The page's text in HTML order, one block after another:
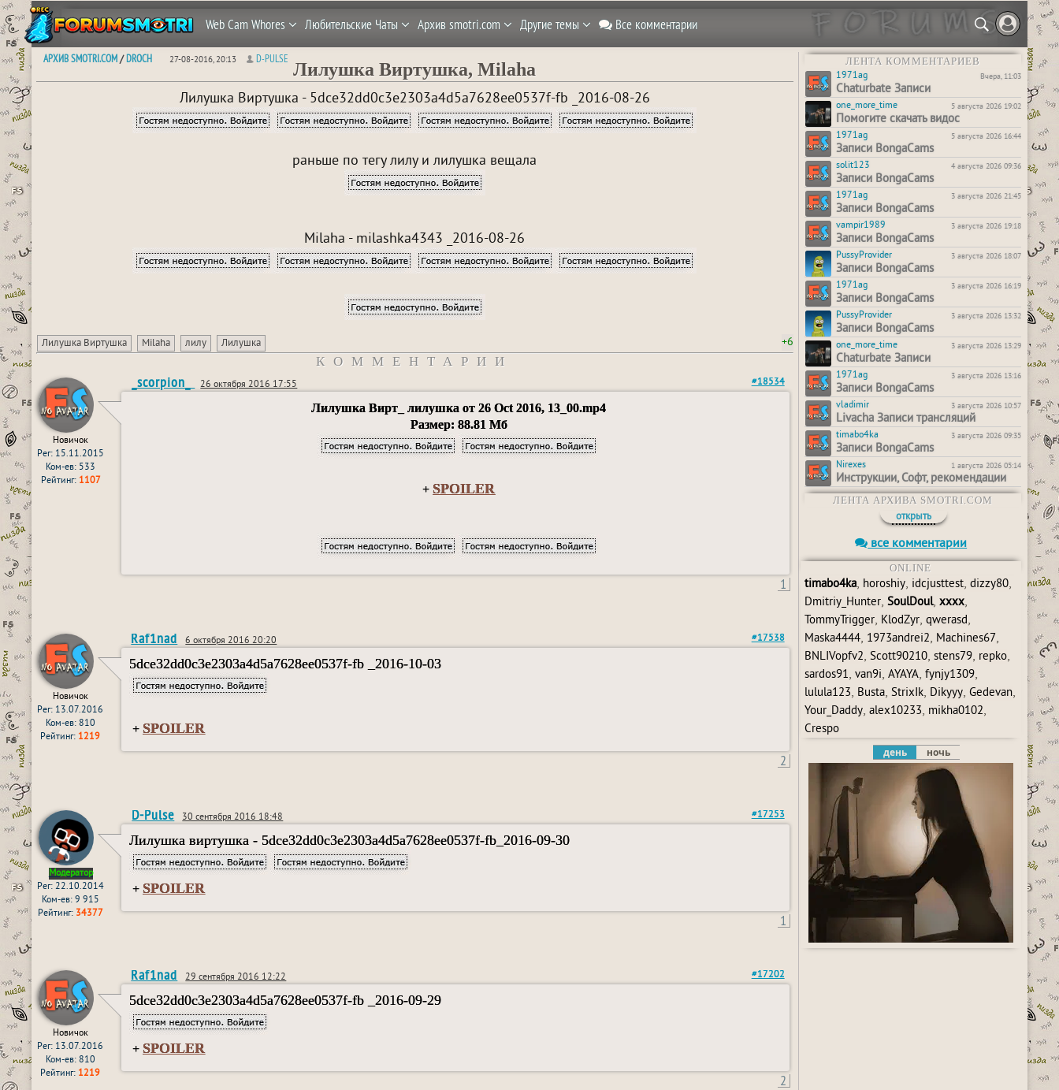
Web Cam Whores Любительские Чаты Архив smotri.com Другие темы Все комментарии
АРХИВ SMOTRI.COM/DROCH 27-08-2016, 20:13 D-PULSE
Лилушка Виртушка, Milaha
Лилушка Виртушка - 5dce32dd0c3e2303a4d5a7628ee0537f-fb _2016-08-26
раньше по тегу лилу и лилушка вещала
Milaha - milashka4343 _2016-08-26
Лилушка Виртушка Milaha лилу Лилушка +6
КОММЕНТАРИИ
Новичок
Рег: 15.11.2015
Ком-ев: 533
Рейтинг: 1107
_scorpion_ 26 октября 2016 17:55 #18534
Лилушка Вирт_ лилушка от 26 Oct 2016, 13_00.mp4
Размер: 88.81 Мб
+ SPOILER
1
Новичок
Рег: 13.07.2016
Ком-ев: 810
Рейтинг: 1219
Raf1nad 6 октября 2016 20:20 #17538
5dce32dd0c3e2303a4d5a7628ee0537f-fb _2016-10-03
+ SPOILER
2
Модератор
Рег: 22.10.2014
Ком-ев: 9 915
Рейтинг: 34377
D-Pulse 30 сентября 2016 18:48 #17253
Лилушка виртушка - 5dce32dd0c3e2303a4d5a7628ee0537f-fb_2016-09-30
+ SPOILER
1
Новичок
Рег: 13.07.2016
Ком-ев: 810
Рейтинг: 1219
Raf1nad 29 сентября 2016 12:22 #17202
5dce32dd0c3e2303a4d5a7628ee0537f-fb _2016-09-29
+ SPOILER
2
ЛЕНТА КОММЕНТАРИЕВ
1971ag
Вчера, 11:03
Chaturbate Записи
one_more_time 5 августа 2026 19:02
Помогите скачать видос
1971ag 5 августа 2026 16:44
Записи BongaCams
solit123 4 августа 2026 09:36
Записи BongaCams
1971ag 3 августа 2026 21:45
Записи BongaCams
vampir1989 3 августа 2026 19:18
Записи BongaCams
PussyProvider 3 августа 2026 18:07
Записи BongaCams
1971ag 3 августа 2026 16:19
Записи BongaCams
PussyProvider 3 августа 2026 13:32
Записи BongaCams
one_more_time 3 августа 2026 13:29
Chaturbate Записи
1971ag 3 августа 2026 13:16
Записи BongaCams
vladimir 3 августа 2026 10:57
Livacha Записи трансляций
timabo4ka 3 августа 2026 09:35
Записи BongaCams
Nirexes 1 августа 2026 05:14
Инструкции, Софт, рекомендации
ЛЕНТА АРХИВА SMOTRI.COM
открыть
все комментарии
ONLINE
timabo4ka, horoshiy, idcjusttest, dizzy80,
Dmitriy_Hunter, SoulDoul, xxxx,
TommyTrigger, KlodZyr, qwerasd,
Maska4444, 1973andrei2, Machines67,
BNLIVopfv2, Scott90210, stens79, repko,
sardos91, van9i, AYAYA, fynjy1309,
lulula123, Busta, StrixIk, Dikyyy, Gedevan,
Your_Daddy, alex10233, mikha0102,
Crespo
день ночь